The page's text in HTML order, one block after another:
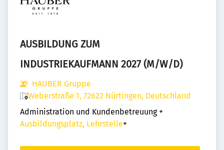
AUSBILDUNG ZUM
INDUSTRIEKAUFMANN 2027 (M/W/D)
HAUBER Gruppe
Weberstraße 1, 72622 Nürtingen, Deutschland
Administration und Kundenbetreuung +
Ausbildungsplatz, Lehrstelle+